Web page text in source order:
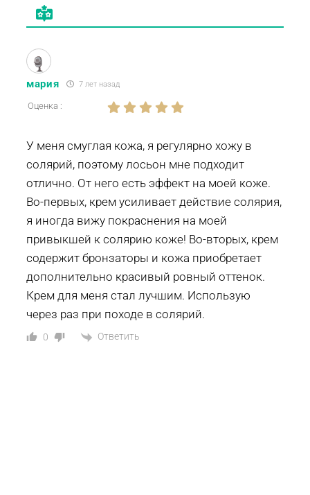
мария 7 лет назад
Оценка :
У меня смуглая кожа, я регулярно хожу в
солярий, поэтому лосьон мне подходит
отлично. От него есть эффект на моей коже.
Во-первых, крем усиливает действие солярия,
я иногда вижу покраснения на моей
привыкшей к солярию коже! Во-вторых, крем
содержит бронзаторы и кожа приобретает
дополнительно красивый ровный оттенок.
Крем для меня стал лучшим. Использую
через раз при походе в солярий.
0 Ответить